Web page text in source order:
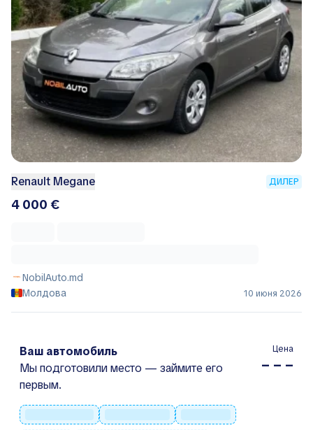
Renault Megane ДИЛЕР
4 000 €
NobilAuto.md
Молдова
10 июня 2026
Ваш автомобиль
Мы подготовили место — займите его
первым.
Цена
– – –